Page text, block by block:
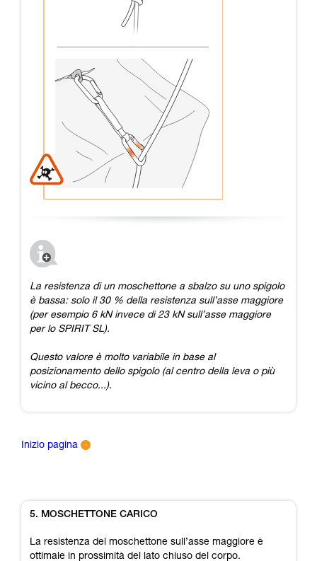
La resistenza di un moschettone a sbalzo su uno spigolo
è bassa: solo il 30 % della resistenza sull’asse maggiore
(per esempio 6 kN invece di 23 kN sull’asse maggiore
per lo SPIRIT SL).
Questo valore è molto variabile in base al
posizionamento dello spigolo (al centro della leva o più
vicino al becco...).
Inizio pagina
5. MOSCHETTONE CARICO
La resistenza del moschettone sull’asse maggiore è
ottimale in prossimità del lato chiuso del corpo.